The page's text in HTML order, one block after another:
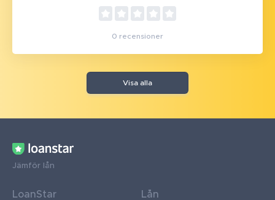
0 recensioner
Visa alla
Jämför lån
LoanStar Lån